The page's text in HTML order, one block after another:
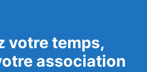
votre temps,
association